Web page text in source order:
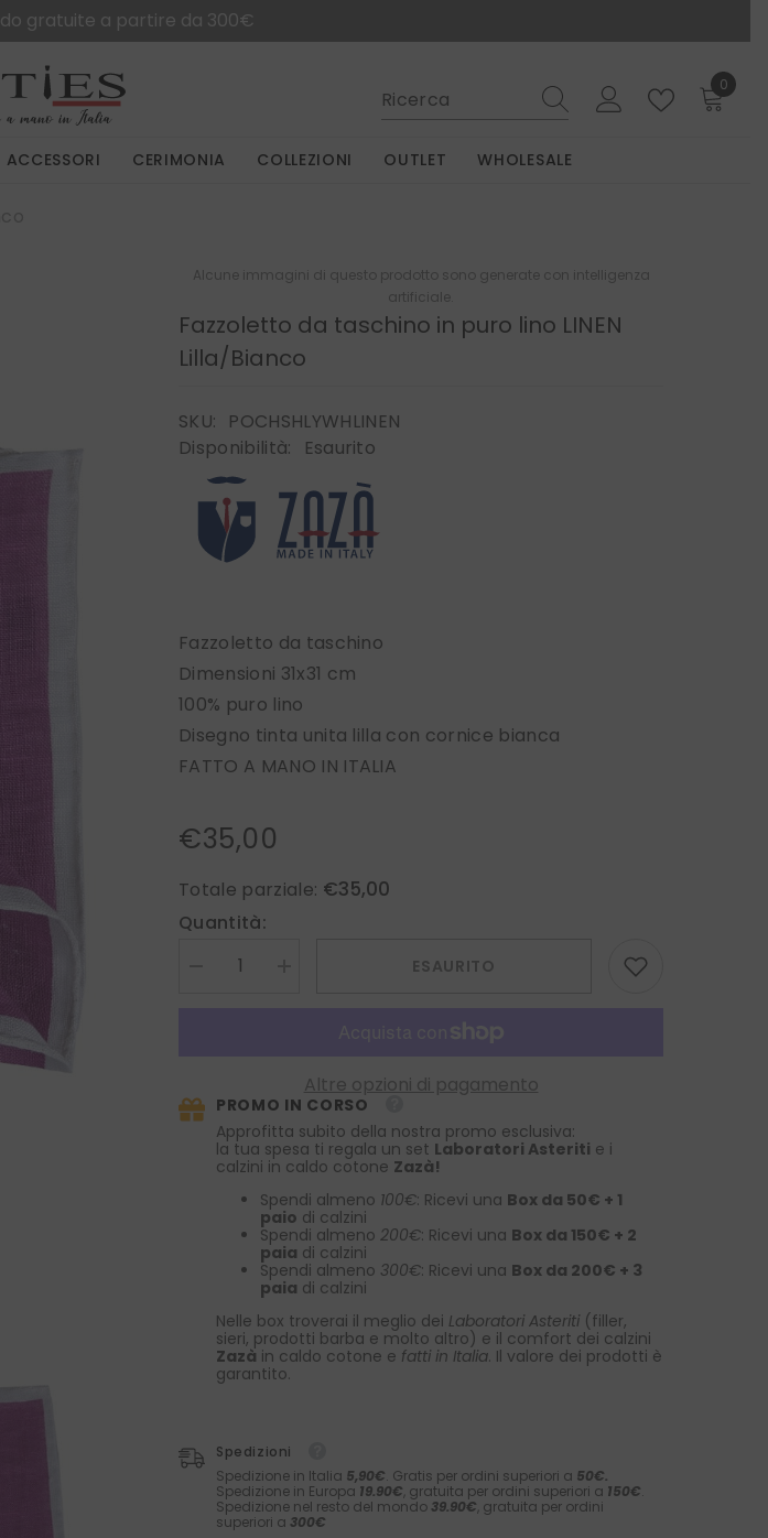
gratuite a partire da 300€
0
0
ACCESSORI CERIMONIA COLLEZIONI OUTLET WHOLESALE
Alcune immagini di questo prodotto sono generate con intelligenza
artificiale.
Fazzoletto da taschino in puro lino LINEN
Lilla/Bianco
SKU:
POCHSHLYWHLINEN
Disponibilità:
Esaurito
Fazzoletto da taschino
Dimensioni 31x31 cm
100% puro lino
Disegno tinta unita lilla con cornice bianca
FATTO A MANO IN ITALIA
€35,00
Totale parziale: €35,00
Quantità:
Diminuire
puro
lino
LINEN
Lilla/Bianco
puro
LINEN
Lilla/Bianco
ESAURITO
Altre opzioni di pagamento
PROMO IN CORSO
Approfitta subito della nostra promo esclusiva:
la tua spesa ti regala un set Laboratori Asteriti e i
calzini in caldo cotone Zazà!
Spendi almeno 100€: Ricevi una Box da 50€ + 1
paio di calzini
Spendi almeno200€: Ricevi una Box da 150€ + 2
paia di calzini
Spendi almeno 300€: Ricevi una Box da 200€ + 3
paia di calzini
Nelle box troverai il meglio dei Laboratori Asteriti (filler,
sieri, prodotti barba e molto altro) e il comfort dei calzini
Zazà in caldo cotone e fatti in Italia. Il valore dei prodotti è
garantito.
Spedizioni
Spedizione in Italia 5,90€. Gratis per ordini superiori a 50€.
Spedizione in Europa 19.90€, gratuita per ordini superiori a 150€.
Spedizione nel resto del mondo 39.90€, gratuita per ordini
superiori a 300€